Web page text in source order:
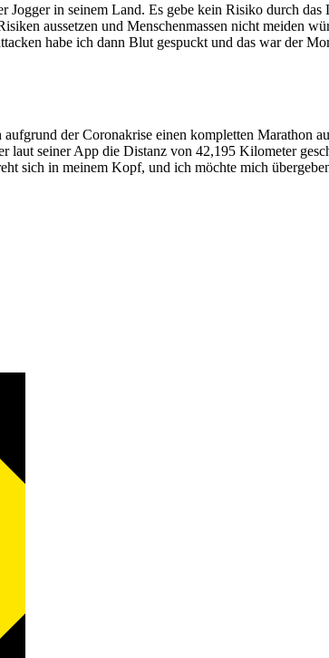
in seinem Land. Es gebe kein Risiko durch das
aussetzen und Menschenmassen nicht meiden
habe ich dann Blut gespuckt und das war der
der Coronakrise einen kompletten Marathon
seiner App die Distanz von 42,195 Kilometer
sich in meinem Kopf, und ich möchte mich